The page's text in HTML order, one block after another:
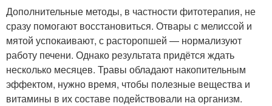
Дополнительные методы, в частности фитотерапия, не
сразу помогают восстановиться. Отвары с мелиссой и
мятой успокаивают, с расторопшей — нормализуют
работу печени. Однако результата придётся ждать
несколько месяцев. Травы обладают накопительным
эффектом, нужно время, чтобы полезные вещества и
витамины в их составе подействовали на организм.